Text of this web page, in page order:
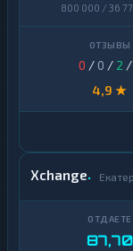
800 000 / 36
0 / 0 / 2 /
4,9 ★
Xchange
87,70